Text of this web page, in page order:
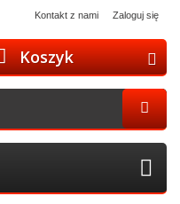
Zaloguj się
Kontakt z nami
Koszyk